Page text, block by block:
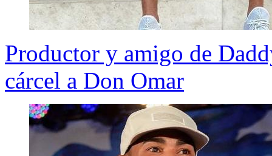
Productor y amigo de
cárcel a Don Omar